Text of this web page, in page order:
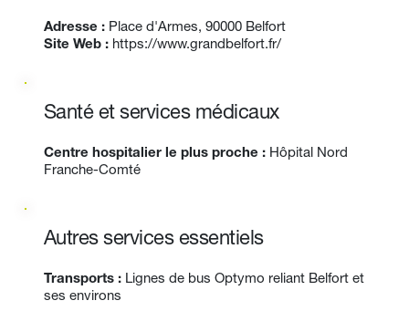
Adresse : Place d'Armes, 90000 Belfort
Site Web : https://www.grandbelfort.fr/
Santé et services médicaux
Centre hospitalier le plus proche : Hôpital Nord
Franche-Comté
Autres services essentiels
Transports : Lignes de bus Optymo reliant Belfort et
ses environs